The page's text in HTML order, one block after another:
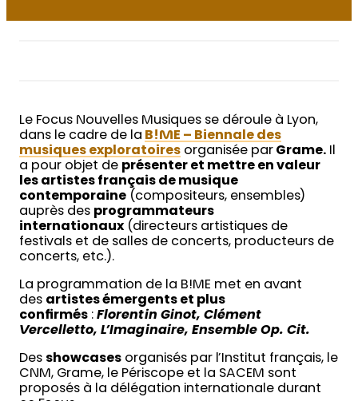
Le Focus Nouvelles Musiques se déroule à Lyon,
dans le cadre de la B!ME – Biennale des
musiques exploratoires organisée par Grame.
a pour objet de présenter et mettre en valeur
les artistes français de musique
contemporaine (compositeurs, ensembles)
auprès des programmateurs
internationaux (directeurs artistiques de
festivals et de salles de concerts, producteurs de
concerts, etc.).
La programmation de la B!ME met en avant
des artistes émergents et plus
confirmés : Florentin Ginot, Clément
Vercelletto, L’Imaginaire, Ensemble Op. Cit.
Des showcases organisés par l’Institut français, le
CNM, Grame, le Périscope et la SACEM sont
proposés à la délégation internationale durant